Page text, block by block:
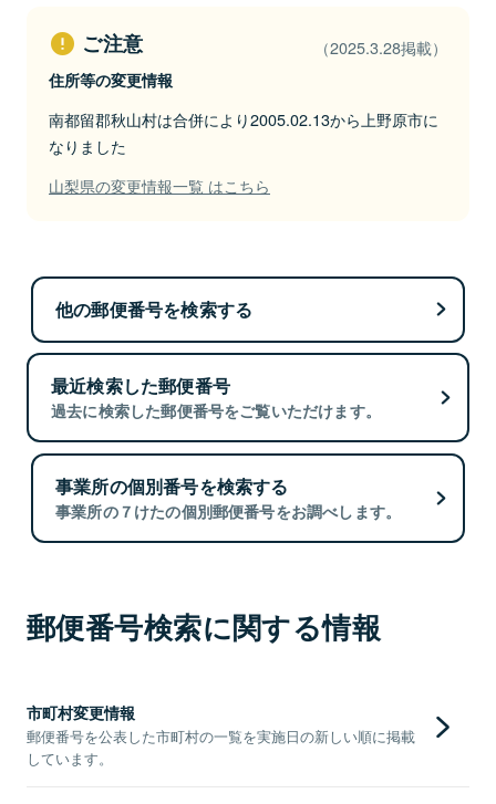
ご注意 （2025.3.28掲載）
住所等の変更情報
南都留郡秋山村は合併により2005.02.13から上野原市に
なりました
山梨県の変更情報一覧 はこちら
他の郵便番号を検索する
最近検索した郵便番号
過去に検索した郵便番号をご覧いただけます。
事業所の個別番号を検索する
事業所の７けたの個別郵便番号をお調べします。
郵便番号検索に関する情報
市町村変更情報
郵便番号を公表した市町村の一覧を実施日の新しい順に掲載
しています。